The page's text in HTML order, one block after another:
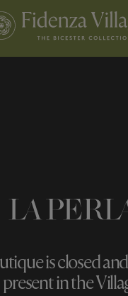
is closed
present in the